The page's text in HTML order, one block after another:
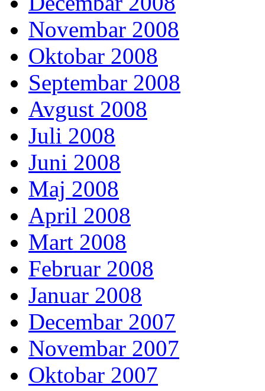
Novembar 2008
Oktobar 2008
Septembar 2008
Avgust 2008
Juli 2008
Juni 2008
Maj 2008
April 2008
Mart 2008
Februar 2008
Januar 2008
Decembar 2007
Novembar 2007
Oktobar 2007